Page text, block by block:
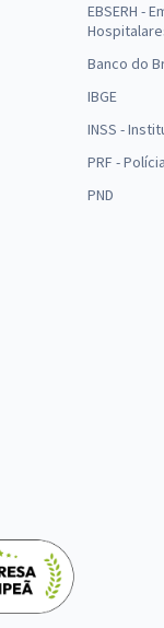
EBSERH -
Banco do
IBGE
INSS -
PRF -
PND